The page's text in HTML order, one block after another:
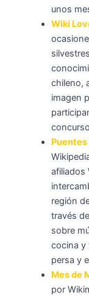
unos
Wiki
chileno,
imagen
afiliados
región
través
sobre
cocina y
persa y
Mes de
por